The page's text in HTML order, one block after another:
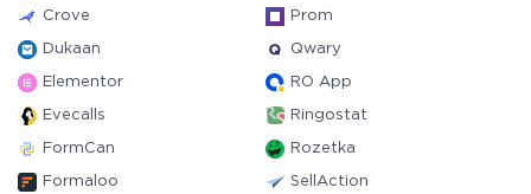
Crove Prom
Dukaan Qwary
Elementor RO App
Evecalls Ringostat
FormCan Rozetka
Formaloo SellAction